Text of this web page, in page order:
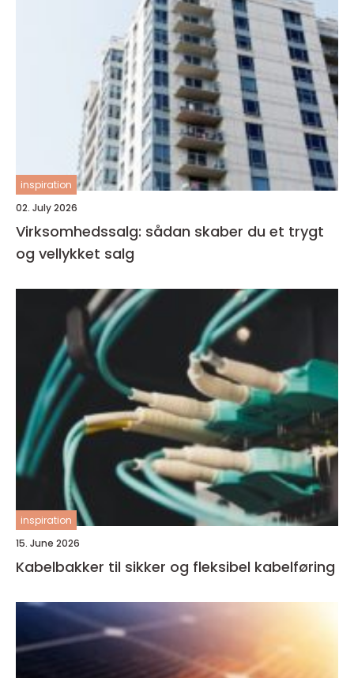
inspiration
02. July 2026
Virksomhedssalg: sådan skaber du et trygt
og vellykket salg
inspiration
15. June 2026
Kabelbakker til sikker og fleksibel kabelføring